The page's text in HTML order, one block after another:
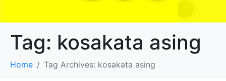
Tag: kosakata asing
Home Tag Archives: kosakata asing